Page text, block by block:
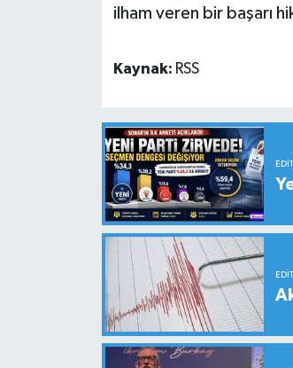
ilham veren bir başarı
Kaynak: RSS